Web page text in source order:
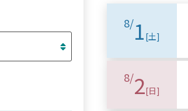
8/1 [土]
8/2[日]